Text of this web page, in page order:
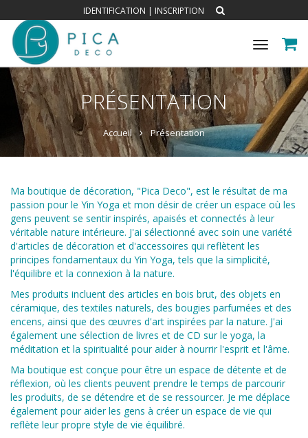
IDENTIFICATION | INSCRIPTION
Toggle
PRÉSENTATION
Accueil Présentation
Ma boutique de décoration, "Pica Deco", est le résultat de ma
passion pour le Yin Yoga et mon désir de créer un espace où les
gens peuvent se sentir inspirés, apaisés et connectés à leur
véritable nature intérieure. J'ai sélectionné avec soin une variété
d'articles de décoration et d'accessoires qui reflètent les
principes fondamentaux du Yin Yoga, tels que la simplicité,
l'équilibre et la connexion à la nature.
Mes produits incluent des articles en bois brut, des objets en
céramique, des textiles naturels, des bougies parfumées et des
encens, ainsi que des œuvres d'art inspirées par la nature. J'ai
également une sélection de livres et de CD sur le yoga, la
méditation et la spiritualité pour aider à nourrir l'esprit et l'âme.
Ma boutique est conçue pour être un espace de détente et de
réflexion, où les clients peuvent prendre le temps de parcourir
les produits, de se détendre et de se ressourcer. Je me déplace
également pour aider les gens à créer un espace de vie qui
reflète leur propre style de vie équilibré.